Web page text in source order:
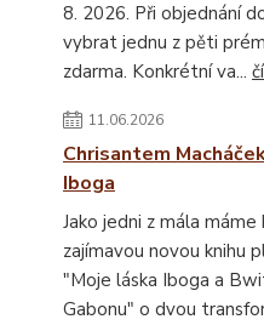
8. 2026. Při objednání
vybrat jednu z pěti
zdarma. Konkrétní va...
11.06.2026
Chrisantem
Iboga
Jako jedni z mála
zajímavou novou knihu
"Moje láska Iboga a
Gabonu" o dvou